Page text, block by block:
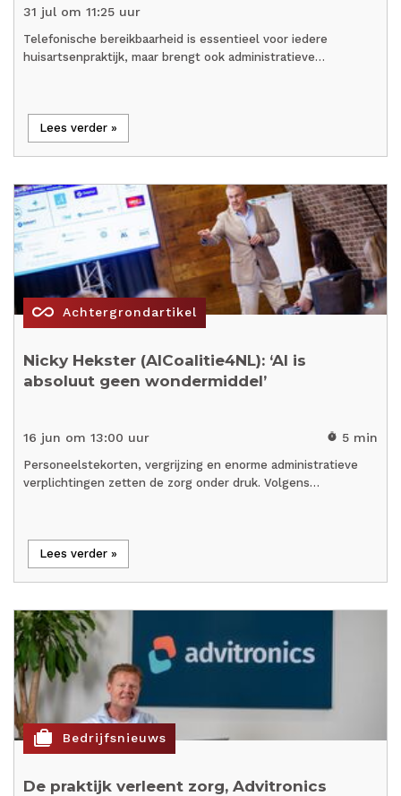
31 jul om 11:25 uur
Telefonische bereikbaarheid is essentieel voor iedere
huisartsenpraktijk, maar brengt ook administratieve…
Lees verder »
all_inclusive Achtergrondartikel
Nicky Hekster (AICoalitie4NL): ‘AI is
absoluut geen wondermiddel’
16 jun om 13:00 uur timer 5 min
Personeelstekorten, vergrijzing en enorme administratieve
verplichtingen zetten de zorg onder druk. Volgens…
Lees verder »
cases Bedrijfsnieuws
De praktijk verleent zorg, Advitronics